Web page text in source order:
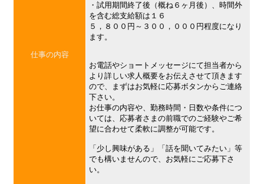
仕事の内容
・試用期間終了後（概ね６ヶ月後）、時間外
を含む総支給額は１６
５，８００円～３００，０００円程度になり
ます。
お電話やショートメッセージにて担当者から
より詳しい求人概要をお伝えさせて頂きます
ので、まずはお気軽に応募ボタンからご連絡
下さい。
お仕事の内容や、勤務時間・日数や条件につ
いては、応募者さまの前職でのご経験やご希
望に合わせて柔軟に調整が可能です。
「少し興味がある」「話を聞いてみたい」等
でも構いませんので、お気軽にご応募下さ
い。